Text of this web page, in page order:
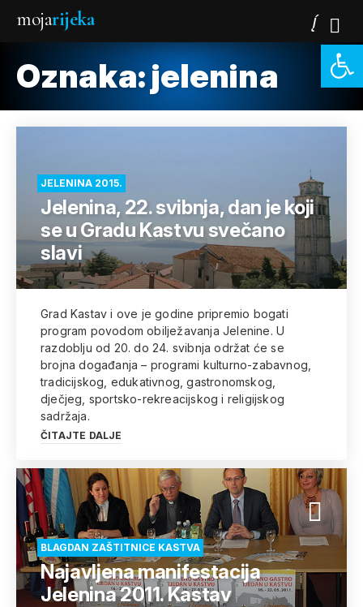
mojarijeka
Oznaka:jelenina
JELENINA 2015.
Jelenina, 22. svibnja, dan je koji
se u Gradu Kastvu svečano
slavi
Grad Kastav i ove je godine pripremio bogati
program povodom obilježavanja Jelenine. U
razdoblju od 20. do 24. svibnja održat će se
brojna događanja – programi kulturno-zabavnog,
tradicijskog, edukativnog, gastronomskog,
dječjeg, sportsko-rekreacijskog i religijskog
sadržaja.
ČITAJTE DALJE
BLAGDAN ZAŠTITNICE KASTVA
Najavljena manifestacija
Jelenina 2011. Kastav